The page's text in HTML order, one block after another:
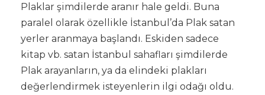
Plaklar şimdilerde aranır hale geldi. Buna
paralel olarak özellikle İstanbul’da Plak satan
yerler aranmaya başlandı. Eskiden sadece
kitap vb. satan İstanbul sahafları şimdilerde
Plak arayanların, ya da elindeki plakları
değerlendirmek isteyenlerin ilgi odağı oldu.